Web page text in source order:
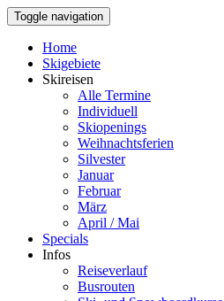
Toggle navigation
Home
Skigebiete
Skireisen
Alle Termine
Individuell
Skiopenings
Weihnachtsferien
Silvester
Januar
Februar
März
April / Mai
Specials
Infos
Reiseverlauf
Busrouten